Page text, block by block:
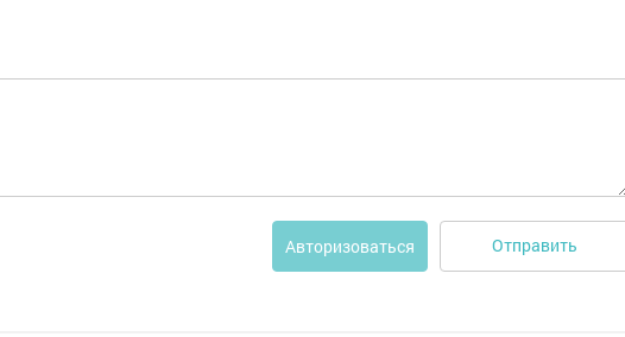
Авторизоваться Отправить